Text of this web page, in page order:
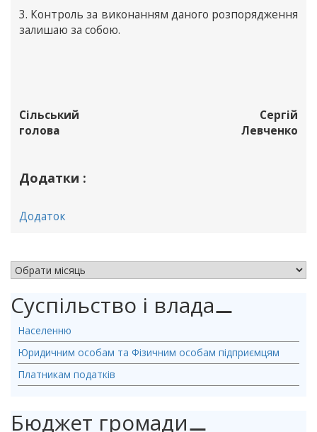
3. Контроль за виконанням даного розпорядження
залишаю за собою.
Сільський
голова
Сергій
Левченко
Додатки :
Додаток
Суспільство і влада⚊
Населенню
Юридичним особам та Фізичним особам підприємцям
Платникам податків
Бюджет громади⚊